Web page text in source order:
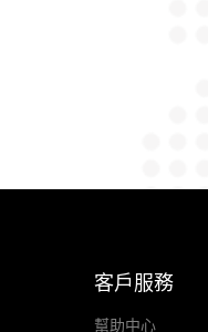
客戶服務
幫助中心